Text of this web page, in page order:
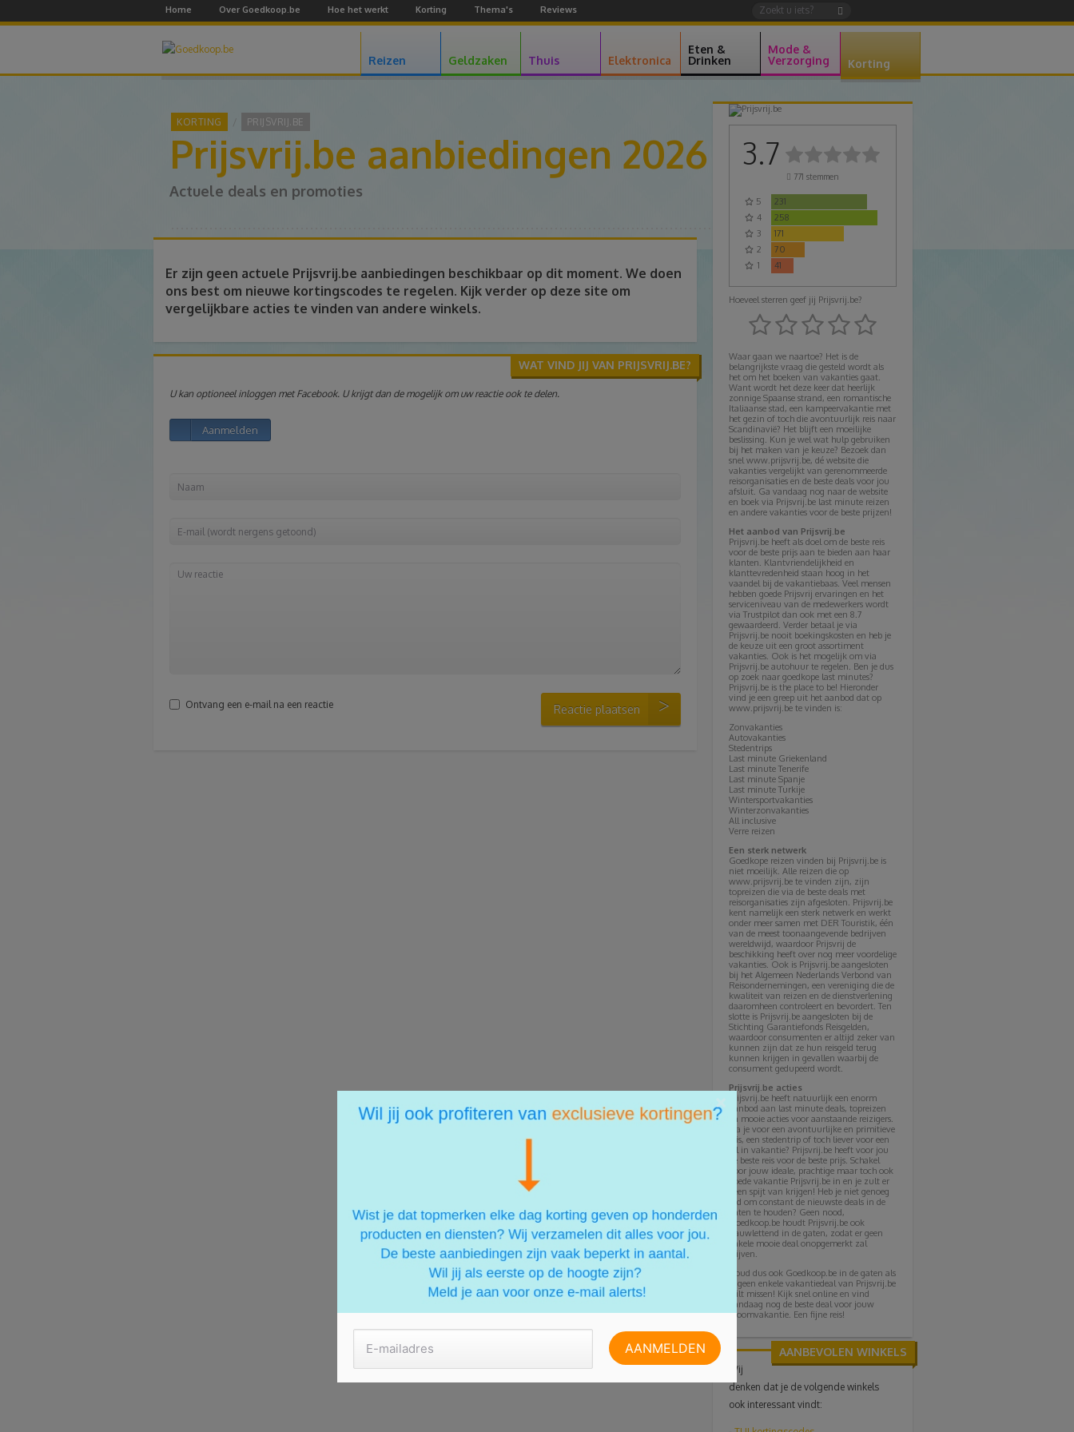
Home Over Goedkoop.be Hoe het werkt Korting Thema's Reviews
Reizen Geldzaken Thuis Elektronica
Eten &
Drinken
Mode &
Verzorging
Korting
KORTING PRIJSVRIJ.BE
Prijsvrij.be aanbiedingen 2026
Actuele deals en promoties
Er zijn geen actuele Prijsvrij.be aanbiedingen beschikbaar op dit moment. We doen
ons best om nieuwe kortingscodes te regelen. Kijk verder op deze site om
vergelijkbare acties te vinden van andere winkels.
WAT VIND JIJ VAN PRIJSVRIJ.BE?
U kan optioneel inloggen met Facebook. U krijgt dan de mogelijk om uw reactie ook te delen.
Aanmelden
Ontvang een e-mail na een reactie Reactie plaatsen
3.7
771 stemmen
5
231
4
258
3
171
2
70
1
41
Hoeveel sterren geef jij Prijsvrij.be?
Waar gaan we naartoe? Het is de
belangrijkste vraag die gesteld wordt als
het om het boeken van vakanties gaat.
Want wordt het deze keer dat heerlijk
zonnige Spaanse strand, een romantische
Italiaanse stad, een kampeervakantie met
het gezin of toch die avontuurlijk reis naar
Scandinavië? Het blijft een moeilijke
beslissing. Kun je wel wat hulp gebruiken
bij het maken van je keuze? Bezoek dan
snel www.prijsvrij.be, dé website die
vakanties vergelijkt van gerenommeerde
reisorganisaties en de beste deals voor jou
afsluit. Ga vandaag nog naar de website
en boek via Prijsvrij.be last minute reizen
en andere vakanties voor de beste prijzen!
Het aanbod van Prijsvrij.be
Prijsvrij.be heeft als doel om de beste reis
voor de beste prijs aan te bieden aan haar
klanten. Klantvriendelijkheid en
klanttevredenheid staan hoog in het
vaandel bij de vakantiebaas. Veel mensen
hebben goede Prijsvrij ervaringen en het
serviceniveau van de medewerkers wordt
via Trustpilot dan ook met een 8.7
gewaardeerd. Verder betaal je via
Prijsvrij.be nooit boekingskosten en heb je
de keuze uit een groot assortiment
vakanties. Ook is het mogelijk om via
Prijsvrij.be autohuur te regelen. Ben je dus
op zoek naar goedkope last minutes?
Prijsvrij.be is the place to be! Hieronder
vind je een greep uit het aanbod dat op
www.prijsvrij.be te vinden is:
Zonvakanties
Autovakanties
Stedentrips
Last minute Griekenland
Last minute Tenerife
Last minute Spanje
Last minute Turkije
Wintersportvakanties
Winterzonvakanties
All inclusive
Verre reizen
Een sterk netwerk
Goedkope reizen vinden bij Prijsvrij.be is
niet moeilijk. Alle reizen die op
www.prijsvrij.be te vinden zijn, zijn
topreizen die via de beste deals met
reisorganisaties zijn afgesloten. Prijsvrij.be
kent namelijk een sterk netwerk en werkt
onder meer samen met DER Touristik, één
van de meest toonaangevende bedrijven
wereldwijd, waardoor Prijsvrij de
beschikking heeft over nog meer voordelige
vakanties. Ook is Prijsvrij.be aangesloten
bij het Algemeen Nederlands Verbond van
Reisondernemingen, een vereniging die de
kwaliteit van reizen en de dienstverlening
daaromheen controleert en bevordert. Ten
slotte is Prijsvrij.be aangesloten bij de
Stichting Garantiefonds Reisgelden,
waardoor consumenten er altijd zeker van
kunnen zijn dat ze hun reisgeld terug
kunnen krijgen in gevallen waarbij de
consument gedupeerd wordt.
Prijsvrij.be acties
Prijsvrij.be heeft natuurlijk een enorm
aanbod aan last minute deals, topreizen
en mooie acties voor aanstaande reizigers.
Ga je voor een avontuurlijke en primitieve
reis, een stedentrip of toch liever voor een
all in vakantie? Prijsvrij.be heeft voor jou
de beste reis voor de beste prijs. Schakel
voor jouw ideale, prachtige maar toch ook
goede vakantie Prijsvrij.be in en je zult er
geen spijt van krijgen! Heb je niet genoeg
tijd om constant de nieuwste deals in de
gaten te houden? Geen nood,
Goedkoop.be houdt Prijsvrij.be ook
nauwlettend in de gaten, zodat er geen
enkele mooie deal onopgemerkt zal
blijven.
Houd dus ook Goedkoop.be in de gaten als
je geen enkele vakantiedeal van Prijsvrij.be
wilt missen! Kijk snel online en vind
vandaag nog de beste deal voor jouw
droomvakantie. Een fijne reis!
AANBEVOLEN WINKELS
Wij
denken dat je de volgende winkels
ook interessant vindt:
×